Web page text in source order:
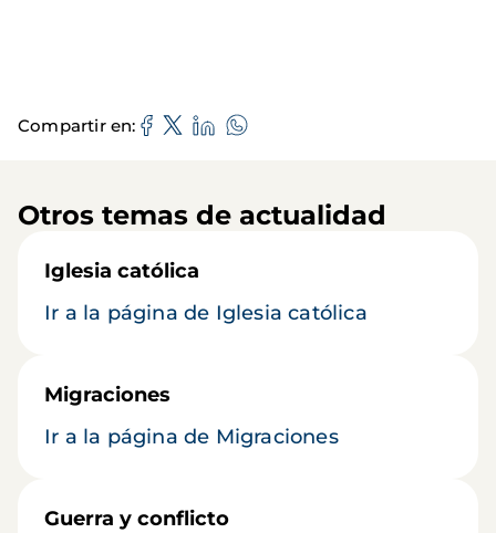
Compartir en
Otros temas de actualidad
Iglesia católica
Ir a la página de Iglesia católica
Migraciones
Ir a la página de Migraciones
Guerra y conflicto